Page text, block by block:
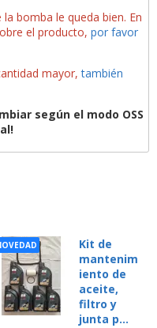
Kit de
mantenim
iento de
aceite,
filtro y
junta p...
bomba le queda bien. En
el producto, por favor
mayor,también
según el modo OSS